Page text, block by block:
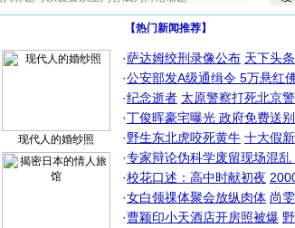
现代人的婚纱照
【热门新闻推荐】
·萨达姆绞刑录像公布 天下头
·公安部发A级通缉令 5万悬红
·纪念逝者 太原警察打死北京
·丁俊晖豪宅曝光 政府免费送
·野生东北虎咬死黄牛 十大假
·专家辩论伪科学废留现场混
·校花口述：高中时献初夜
·女白领祼体聚会放纵肉体 尚
·曹颖印小天酒店开房照被爆